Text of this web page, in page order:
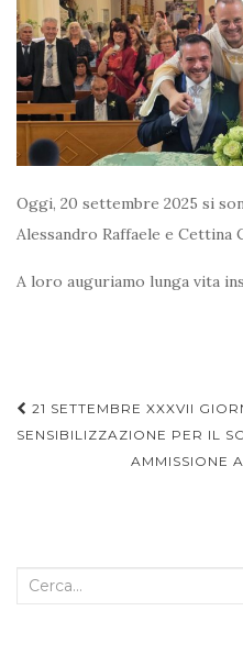
Oggi, 20 settembre 2025 si
Alessandro Raffaele e Cettina
A loro auguriamo lunga vita
Navigazione
articoli
21 SETTEMBRE XXXVII
SENSIBILIZZAZIONE PER IL
AMMISSIONE
Cerca